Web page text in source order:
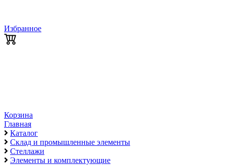
Избранное
Корзина
Главная
Каталог
Склад и промышленные элементы
Стеллажи
Элементы и комплектующие